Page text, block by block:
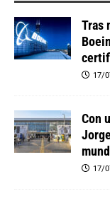
Tras
17/
Con
17/